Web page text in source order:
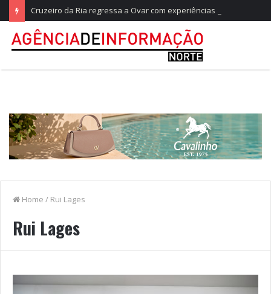
Home / Rui Lages
Rui Lages